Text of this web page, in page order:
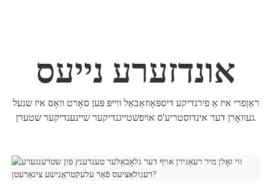
אונדזערע נייעס
ראַןפרי איז אַ פירנדיקע דיספּאָוזאַבאַל ווייפּ פּען סאָרט וואָס איז שנעל
געוואָרן דער אינדוסטריע'ס אויפשטייגנדיקער שיינענדיקער שטערן.